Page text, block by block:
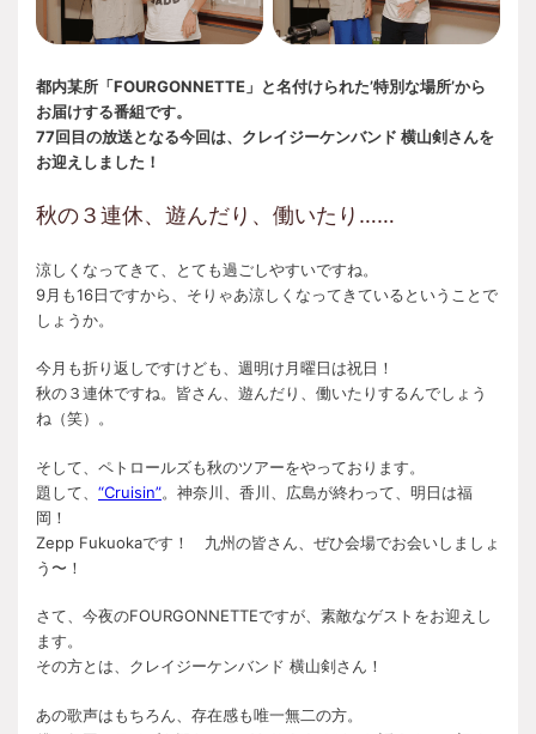
都内某所「FOURGONNETTE」と名付けられた’特別な場所’から
お届けする番組です。
77回目の放送となる今回は、クレイジーケンバンド 横山剣さんを
お迎えしました！
秋の３連休、遊んだり、働いたり……
涼しくなってきて、とても過ごしやすいですね。
9月も16日ですから、そりゃあ涼しくなってきているということで
しょうか。
今月も折り返しですけども、週明け月曜日は祝日！
秋の３連休ですね。皆さん、遊んだり、働いたりするんでしょう
ね（笑）。
そして、ペトロールズも秋のツアーをやっております。
題して、 “Cruisin”。神奈川、香川、広島が終わって、明日は福
岡！
Zepp Fukuokaです！ 九州の皆さん、ぜひ会場でお会いしましょ
う〜！
さて、今夜のFOURGONNETTEですが、素敵なゲストをお迎えし
ます。
その方とは、クレイジーケンバンド 横山剣さん！
あの歌声はもちろん、存在感も唯一無二の方。